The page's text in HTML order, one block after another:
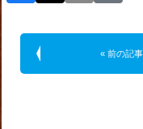
« 前の記事